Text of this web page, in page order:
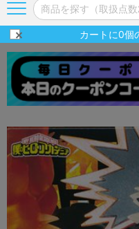
カートに0個